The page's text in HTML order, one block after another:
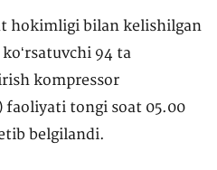
hokimligi bilan kelishilgan
94 ta
kompressor
faoliyati tongi soat 05.00
belgilandi.